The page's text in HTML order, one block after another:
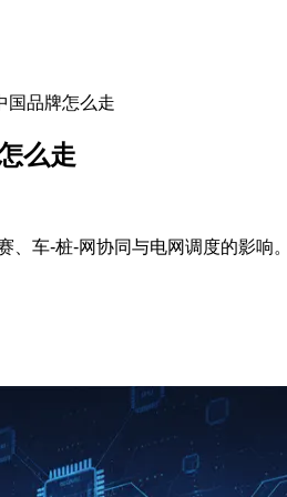
国品牌怎么走
么走
、车-桩-网协同与电网调度的影响